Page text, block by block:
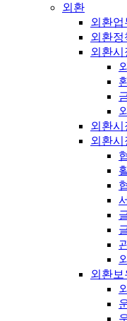
외환
외환업
외환정
외환시
외환시
외환시
외환보